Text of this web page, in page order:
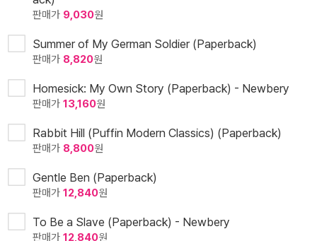
판매가 9,030원
Summer of My German Soldier (Paperback)
판매가 8,820원
Homesick: My Own Story (Paperback) - Newbery
판매가 13,160원
Rabbit Hill (Puffin Modern Classics) (Paperback)
판매가 8,800원
Gentle Ben (Paperback)
판매가 12,840원
To Be a Slave (Paperback) - Newbery
판매가 12,840원